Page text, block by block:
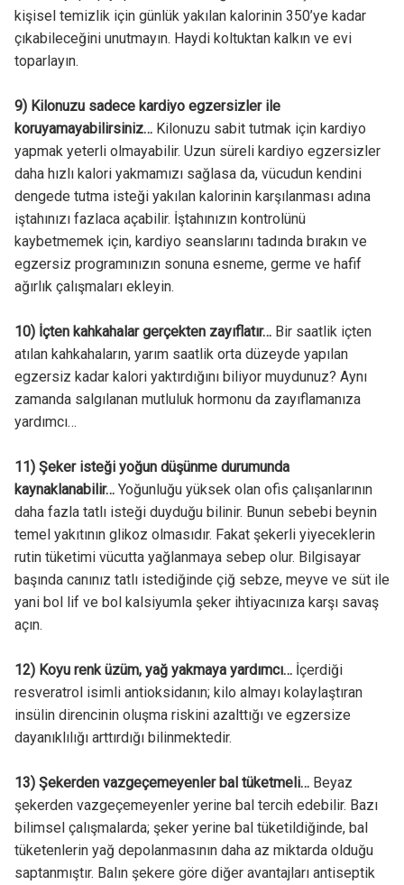
kişisel temizlik için günlük yakılan kalorinin 350’ye kadar
çıkabileceğini unutmayın. Haydi koltuktan kalkın ve evi
toparlayın.
9) Kilonuzu sadece kardiyo egzersizler ile
koruyamayabilirsiniz…Kilonuzu sabit tutmak için kardiyo
yapmak yeterli olmayabilir. Uzun süreli kardiyo egzersizler
daha hızlı kalori yakmamızı sağlasa da, vücudun kendini
dengede tutma isteği yakılan kalorinin karşılanması adına
iştahınızı fazlaca açabilir. İştahınızın kontrolünü
kaybetmemek için, kardiyo seanslarını tadında bırakın ve
egzersiz programınızın sonuna esneme, germe ve hafif
ağırlık çalışmaları ekleyin.
10) İçten kahkahalar gerçekten zayıflatır…Bir saatlik içten
atılan kahkahaların, yarım saatlik orta düzeyde yapılan
egzersiz kadar kalori yaktırdığını biliyor muydunuz? Aynı
zamanda salgılanan mutluluk hormonu da zayıflamanıza
yardımcı…
11) Şeker isteği yoğun düşünme durumunda
kaynaklanabilir… Yoğunluğu yüksek olan ofis çalışanlarının
daha fazla tatlı isteği duyduğu bilinir. Bunun sebebi beynin
temel yakıtının glikoz olmasıdır. Fakat şekerli yiyeceklerin
rutin tüketimi vücutta yağlanmaya sebep olur. Bilgisayar
başında canınız tatlı istediğinde çiğ sebze, meyve ve süt ile
yani bol lif ve bol kalsiyumla şeker ihtiyacınıza karşı savaş
açın.
12) Koyu renk üzüm, yağ yakmaya yardımcı…İçerdiği
resveratrol isimli antioksidanın; kilo almayı kolaylaştıran
insülin direncinin oluşma riskini azalttığı ve egzersize
dayanıklılığı arttırdığı bilinmektedir.
13) Şekerden vazgeçemeyenler bal tüketmeli…Beyaz
şekerden vazgeçemeyenler yerine bal tercih edebilir. Bazı
bilimsel çalışmalarda; şeker yerine bal tüketildiğinde, bal
tüketenlerin yağ depolanmasının daha az miktarda olduğu
saptanmıştır. Balın şekere göre diğer avantajları antiseptik